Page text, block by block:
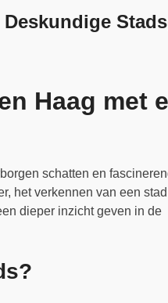
Haag met
schatten en
het verkennen van een
dieper inzicht geven in de